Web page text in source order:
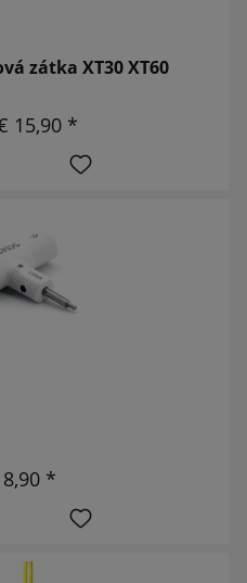
zátka XT30 XT60
15,90 *
*